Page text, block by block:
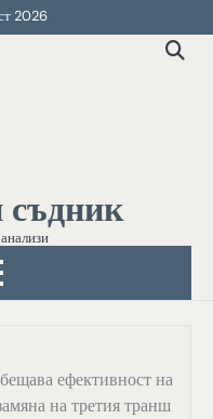
2026
съдник
ефективност на
на третия транш